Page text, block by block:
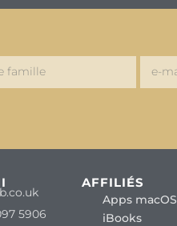
5906
AFFILIÉS
Apps macOS
iBooks